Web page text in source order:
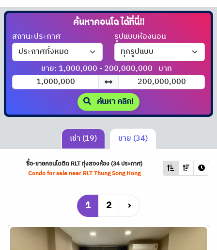
ค้นหาคอนโดได้ที่นี่!!
สถานะประกาศ รูปแบบห้องนอน
ขาย: 1,000,000 - 200,000,000 บาท
ค้นหา คลิก!
เช่า (19) ขาย (34)
ซื้อ-ขายคอนโดติด RLTทุ่งสองห้อง (34 ประกาศ)
Condo for sale near RLTThung Song Hong
1 2 ›